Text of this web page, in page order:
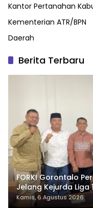
Kantor Pertanahan
Kementerian ATR/BPN
Daerah
Berita Terbaru
FORKI Gorontalo
Jelang Kejurda Liga
Kamis, 6 Agustus 2026